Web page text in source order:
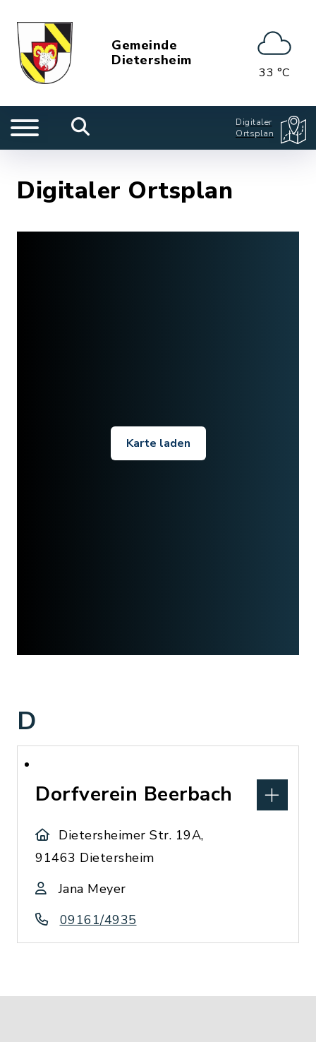
Gemeinde
Dietersheim
33 °C
Digitaler
Ortsplan
Digitaler Ortsplan
Karte laden
D
Dorfverein Beerbach
Dietersheimer Str. 19A,
91463 Dietersheim
Jana Meyer
09161/4935